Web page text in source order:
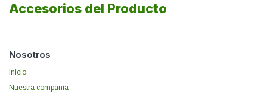
Accesorios del Producto
Nosotros
Inicio
Nuestra compañía